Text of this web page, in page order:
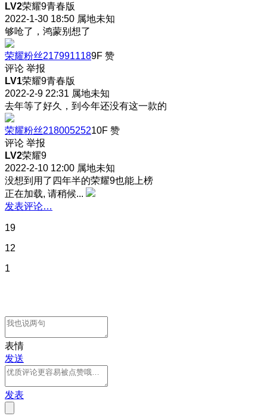
LV2荣耀9青春版
2022-1-30 18:50 属地未知
够呛了，鸿蒙别想了
荣耀粉丝2179911189F 赞
评论 举报
LV1荣耀9青春版
2022-2-9 22:31 属地未知
去年等了好久，到今年还没有这一款的
荣耀粉丝21800525210F 赞
评论 举报
LV2荣耀9
2022-2-10 12:00 属地未知
没想到用了四年半的荣耀9也能上榜
正在加载, 请稍候...
发表评论…
19
12
1
表情
发送
发表